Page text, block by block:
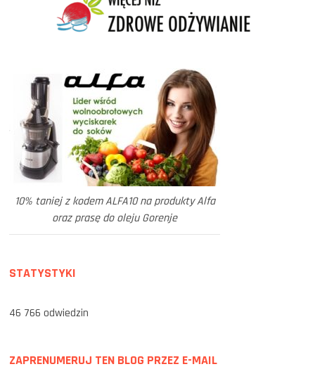
10% taniej z kodem ALFA10 na produkty Alfa
oraz prasę do oleju Gorenje
STATYSTYKI
46 766 odwiedzin
ZAPRENUMERUJ TEN BLOG PRZEZ E-MAIL